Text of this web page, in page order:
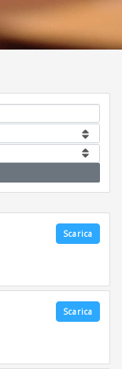
Scarica
Scarica